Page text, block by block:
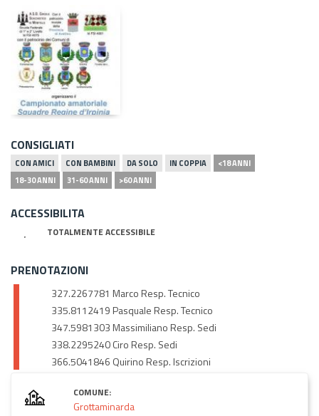
CONSIGLIATI
CON AMICI CON BAMBINI DA SOLO IN COPPIA
<18 ANNI
18-30 ANNI
31-60 ANNI >60 ANNI
ACCESSIBILITA
TOTALMENTE ACCESSIBILE
PRENOTAZIONI
327.2267781 Marco Resp. Tecnico
335.8112419 Pasquale Resp. Tecnico
347.5981303 Massimiliano Resp. Sedi
338.2295240 Ciro Resp. Sedi
366.5041846 Quirino Resp. Iscrizioni
COMUNE:
Grottaminarda